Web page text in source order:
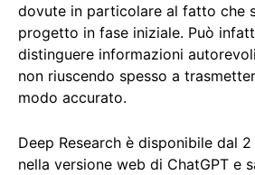
dovute in particolare al fatto che
progetto in fase iniziale. Può
distinguere informazioni
non riuscendo spesso a
modo accurato.
Deep Research è disponibile dal
nella versione web di ChatGPT e